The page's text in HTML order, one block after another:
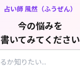
占い師 風然（ふうぜん）
今の悩みを
書いてみてください